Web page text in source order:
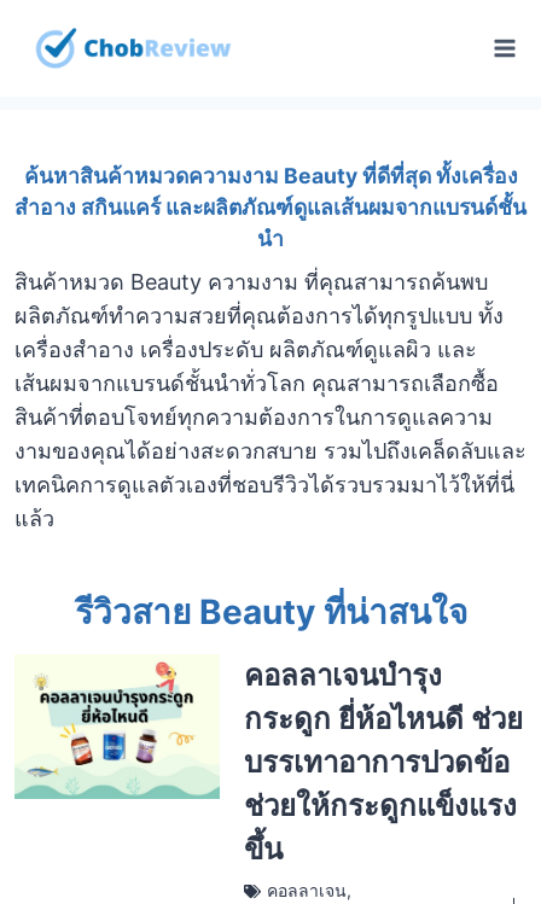
ค้นหาสินค้าหมวดความงาม Beauty ที่ดีที่สุด ทั้งเครื่อง
สำอาง สกินแคร์ และผลิตภัณฑ์ดูแลเส้นผมจากแบรนด์ชั้น
นำ
สินค้าหมวด Beauty ความงาม ที่คุณสามารถค้นพบ
ผลิตภัณฑ์ทำความสวยที่คุณต้องการได้ทุกรูปแบบ ทั้ง
เครื่องสำอาง เครื่องประดับ ผลิตภัณฑ์ดูแลผิว และ
เส้นผมจากแบรนด์ชั้นนำทั่วโลก คุณสามารถเลือกซื้อ
สินค้าที่ตอบโจทย์ทุกความต้องการในการดูแลความ
งามของคุณได้อย่างสะดวกสบาย รวมไปถึงเคล็ดลับและ
เทคนิคการดูแลตัวเองที่ชอบรีวิวได้รวบรวมมาไว้ให้ที่นี่
แล้ว
รีวิวสาย Beauty ที่น่าสนใจ
คอลลาเจนบำรุง
กระดูก ยี่ห้อไหนดี ช่วย
บรรเทาอาการปวดข้อ
ช่วยให้กระดูกแข็งแรง
ขึ้น
คอลลาเจน,